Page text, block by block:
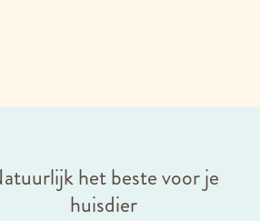
het beste voor je
huisdier